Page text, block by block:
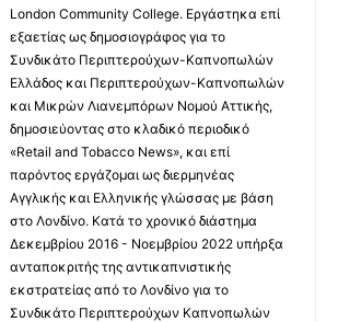
London Community College. Εργάστηκα επί
εξαετίας ως δημοσιογράφος για το
Συνδικάτο Περιπτερούχων-Καπνοπωλών
Ελλάδος και Περιπτερούχων-Καπνοπωλών
και Μικρών Λιανεμπόρων Νομού Αττικής,
δημοσιεύοντας στο κλαδικό περιοδικό
«Retail and Tobacco News», και επί
παρόντος εργάζομαι ως διερμηνέας
Αγγλικής και Ελληνικής γλώσσας με βάση
στο Λονδίνο. Κατά το χρονικό διάστημα
Δεκεμβρίου 2016 - Νοεμβρίου 2022 υπήρξα
ανταποκριτής της αντικαπνιστικής
εκστρατείας από το Λονδίνο για το
Συνδικάτο Περιπτερούχων Καπνοπωλών